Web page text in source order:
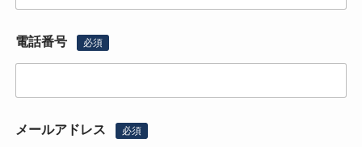
電話番号 必須
メールアドレス 必須